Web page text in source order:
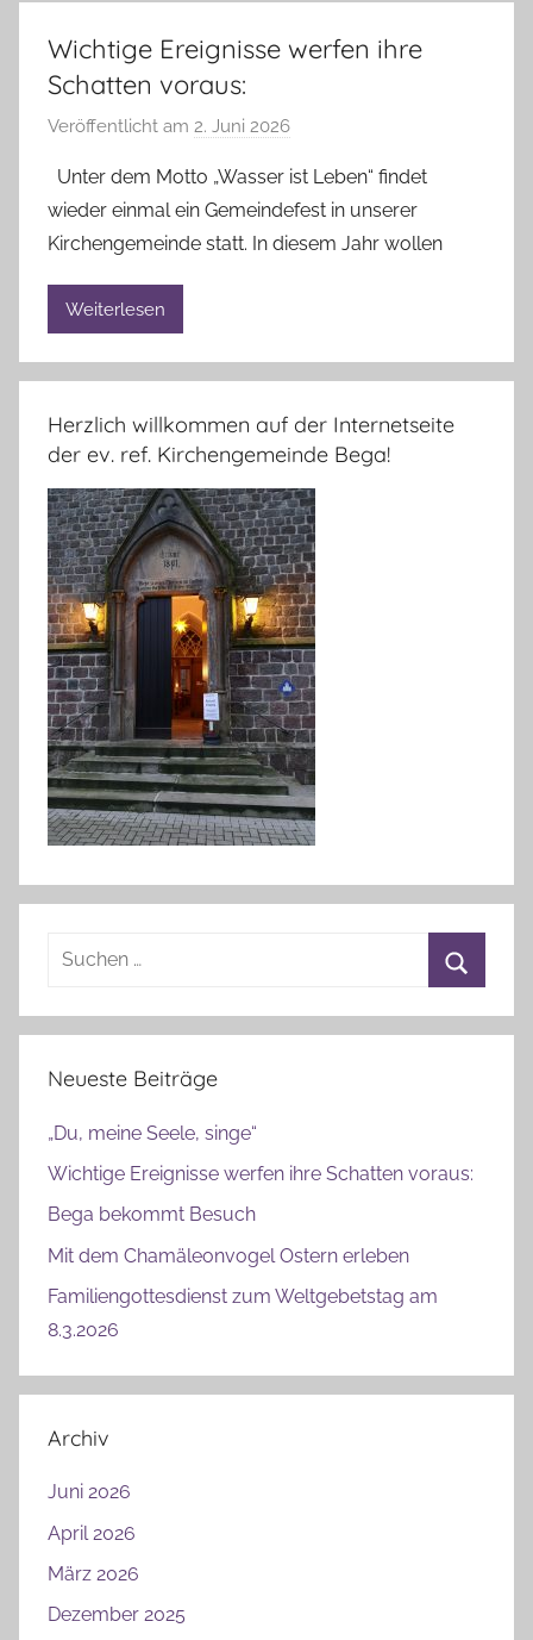
B
d
t
v
i
d
a
u
Wichtige Ereignisse werfen ihre
Schatten voraus:
Veröffentlicht am 2. Juni 2026
n
A
n
B
r
a
n
d
t
v
o
n
L
i
n
d
a
Unter dem Motto „Wasser ist Leben“ findet
wieder einmal ein Gemeindefest in unserer
Kirchengemeinde statt. In diesem Jahr wollen
Weiterlesen
Herzlich willkommen auf der Internetseite
der ev. ref. Kirchengemeinde Bega!
Suchen
Neueste Beiträge
„Du, meine Seele, singe“
Wichtige Ereignisse werfen ihre Schatten voraus:
Bega bekommt Besuch
Mit dem Chamäleonvogel Ostern erleben
Familiengottesdienst zum Weltgebetstag am
8.3.2026
Archiv
Juni 2026
April 2026
März 2026
Dezember 2025